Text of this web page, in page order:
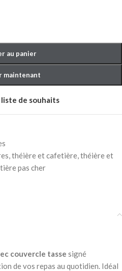
au panier
maintenant
de souhaits
,théière et cafetière,théière et
pas cher
couvercle tasse signé
de vos repas au quotidien. Idéal